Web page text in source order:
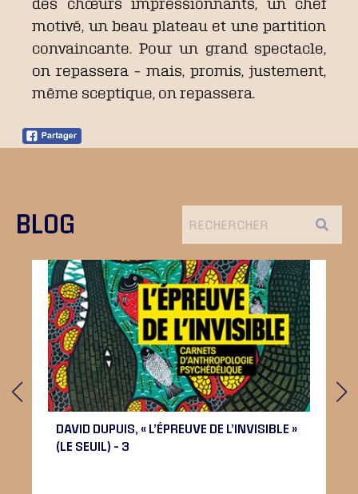
des chœurs impressionnants, un chef
motivé, un beau plateau et une partition
convaincante. Pour un grand spectacle,
on repassera – mais, promis, justement,
même sceptique, on repassera.
BLOG
DAVID DUPUIS, « L’ÉPREUVE DE L’INVISIBLE »
(LE SEUIL) – 3